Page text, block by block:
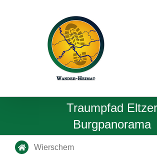
Traumpfad Eltzer
Burgpanorama
Wierschem